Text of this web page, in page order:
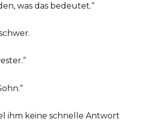
was das bedeutet.“
ihm keine schnelle Antwort